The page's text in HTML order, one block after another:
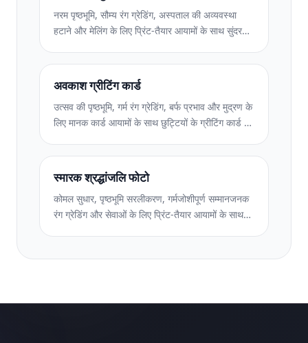
नरम पृष्ठभूमि, सौम्य रंग ग्रेडिंग, अस्पताल की अव्यवस्था
हटाने और मेलिंग के लिए प्रिंट-तैयार आयामों के साथ सुंदर
अवकाश ग्रीटिंग कार्ड
उत्सव की पृष्ठभूमि, गर्म रंग ग्रेडिंग, बर्फ प्रभाव और मुद्रण के
लिए मानक कार्ड आयामों के साथ छुट्टियों के ग्रीटिंग कार्ड के
स्मारक श्रद्धांजलि फोटो
कोमल सुधार, पृष्ठभूमि सरलीकरण, गर्मजोशीपूर्ण सम्मानजनक
रंग ग्रेडिंग और सेवाओं के लिए प्रिंट-तैयार आयामों के साथ